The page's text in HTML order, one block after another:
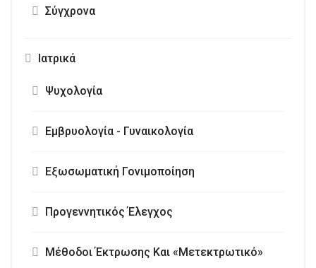
Σύγχρονα
Ιατρικά
Ψυχολογία
Εμβρυολογία - Γυναικολογία
Εξωσωματική Γονιμοποίηση
Προγεννητικός Έλεγχος
Μέθοδοι Έκτρωσης Και «Μετεκτρωτικό»